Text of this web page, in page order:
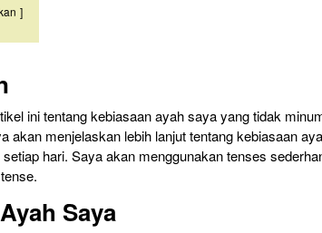
ini tentang kebiasaan ayah saya yang tidak
akan menjelaskan lebih lanjut tentang kebiasaan
hari. Saya akan menggunakan tenses
Saya